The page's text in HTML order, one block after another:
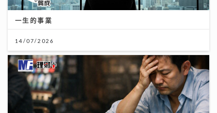
一生的事業
14/07/2026